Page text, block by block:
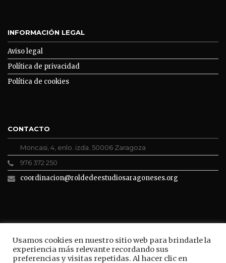
Usamos cookies en nuestro sitio web para brindarle la
experiencia más relevante recordando sus
preferencias y visitas repetidas. Al hacer clic en
INFORMACIÓN LEGAL
Aviso legal
Política de privacidad
Política de cookies
CONTACTO
Moncasi, 4, enlo. izda. 50006 Zaragoza
976 372 250
coordinacion@roldedeestudiosaragoneses.org
ROLDE CONECTA